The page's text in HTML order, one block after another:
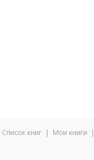
Список книг | Мои книги |